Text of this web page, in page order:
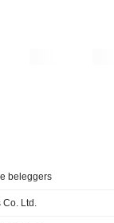
beleggers
Co. Ltd.